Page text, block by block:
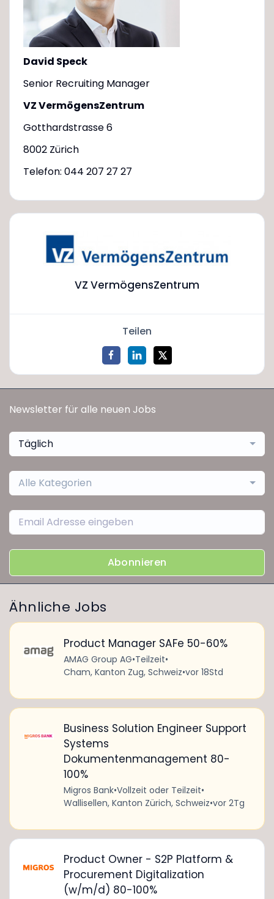
David Speck
Senior Recruiting Manager
VZ VermögensZentrum
Gotthardstrasse 6
8002 Zürich
Telefon: 044 207 27 27
VZ VermögensZentrum
Teilen
Newsletter für alle neuen Jobs
Täglich
Alle Kategorien
Abonnieren
Ähnliche Jobs
Product Manager SAFe 50-60%
AMAG Group AG•Teilzeit•
Cham, Kanton Zug, Schweiz•vor 18Std
Business Solution Engineer Support
Systems
Dokumentenmanagement 80-
100%
Migros Bank•Vollzeit oder Teilzeit•
Wallisellen, Kanton Zürich, Schweiz•vor 2Tg
Product Owner - S2P Platform &
Procurement Digitalization
(w/m/d) 80-100%